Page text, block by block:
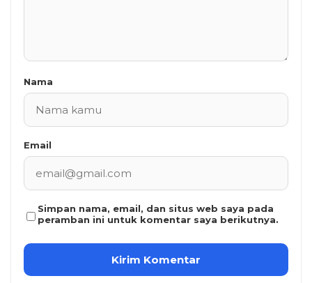
Nama
Email
Simpan nama, email, dan situs web saya pada
peramban ini untuk komentar saya berikutnya.